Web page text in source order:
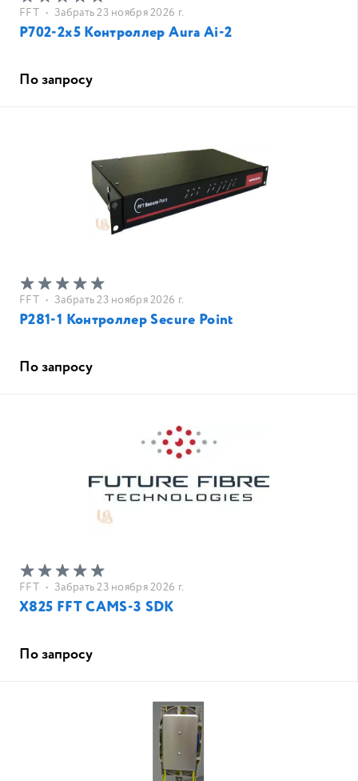
FFT • Забрать 23 ноября 2026 г.
P702-2x5 Контроллер Aura Ai-2
По запросу
FFT • Забрать 23 ноября 2026 г.
P281-1 Контроллер Secure Point
По запросу
FFT • Забрать 23 ноября 2026 г.
X825 FFT CAMS-3 SDK
По запросу